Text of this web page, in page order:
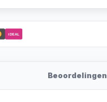
iDEAL
Beoordelingen